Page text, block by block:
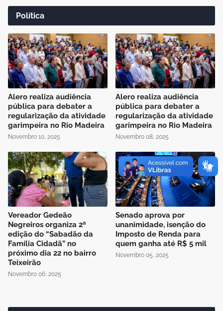
Política
Alero realiza audiência
pública para debater a
regularização da atividade
garimpeira no Rio Madeira
Novembro 10, 2025
Alero realiza audiência
pública para debater a
regularização da atividade
garimpeira no Rio Madeira
Novembro 08, 2025
Vereador Gedeão
Negreiros organiza 2ª
edição do “Sabadão da
Família Cidadã” no
próximo dia 22 no bairro
Teixeirão
Novembro 06, 2025
Senado aprova por
unanimidade, isenção do
Imposto de Renda para
quem ganha até R$ 5 mil
Novembro 05, 2025